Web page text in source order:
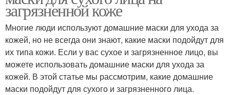
загрязненной коже
Многие люди используют домашние маски для ухода за
кожей, но не всегда они знают, какие маски подойдут для
их типа кожи. Если у вас сухое и загрязненное лицо, вы
можете использовать домашние маски для ухода за
кожей. В этой статье мы рассмотрим, какие домашние
маски подойдут для сухого и загрязненного лица.